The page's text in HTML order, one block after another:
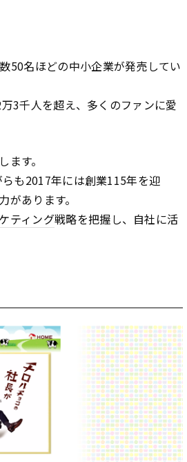
50名ほどの中小企業が発売してい
3千人を超え、多くのファンに愛
ます。
も2017年には創業115年を迎
があります。
ティング戦略を把握し、自社に活